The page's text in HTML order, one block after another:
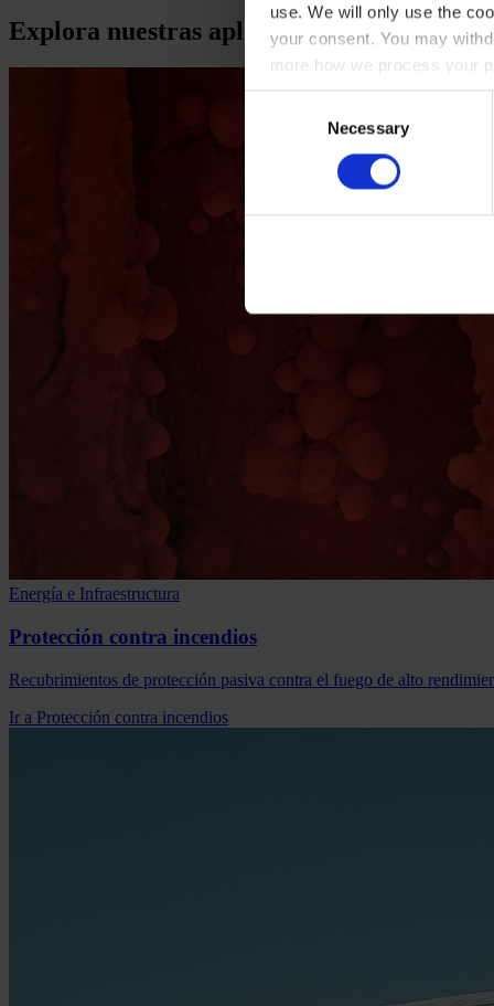
use. We will only use the
your consent. You may
more how we process your
Necessary
Explora nuestras aplicaciones
Energía e Infraestructura
Protección contra incendios
Recubrimientos de protección pasiva contra el fuego de alto
Ir a Protección contra incendios